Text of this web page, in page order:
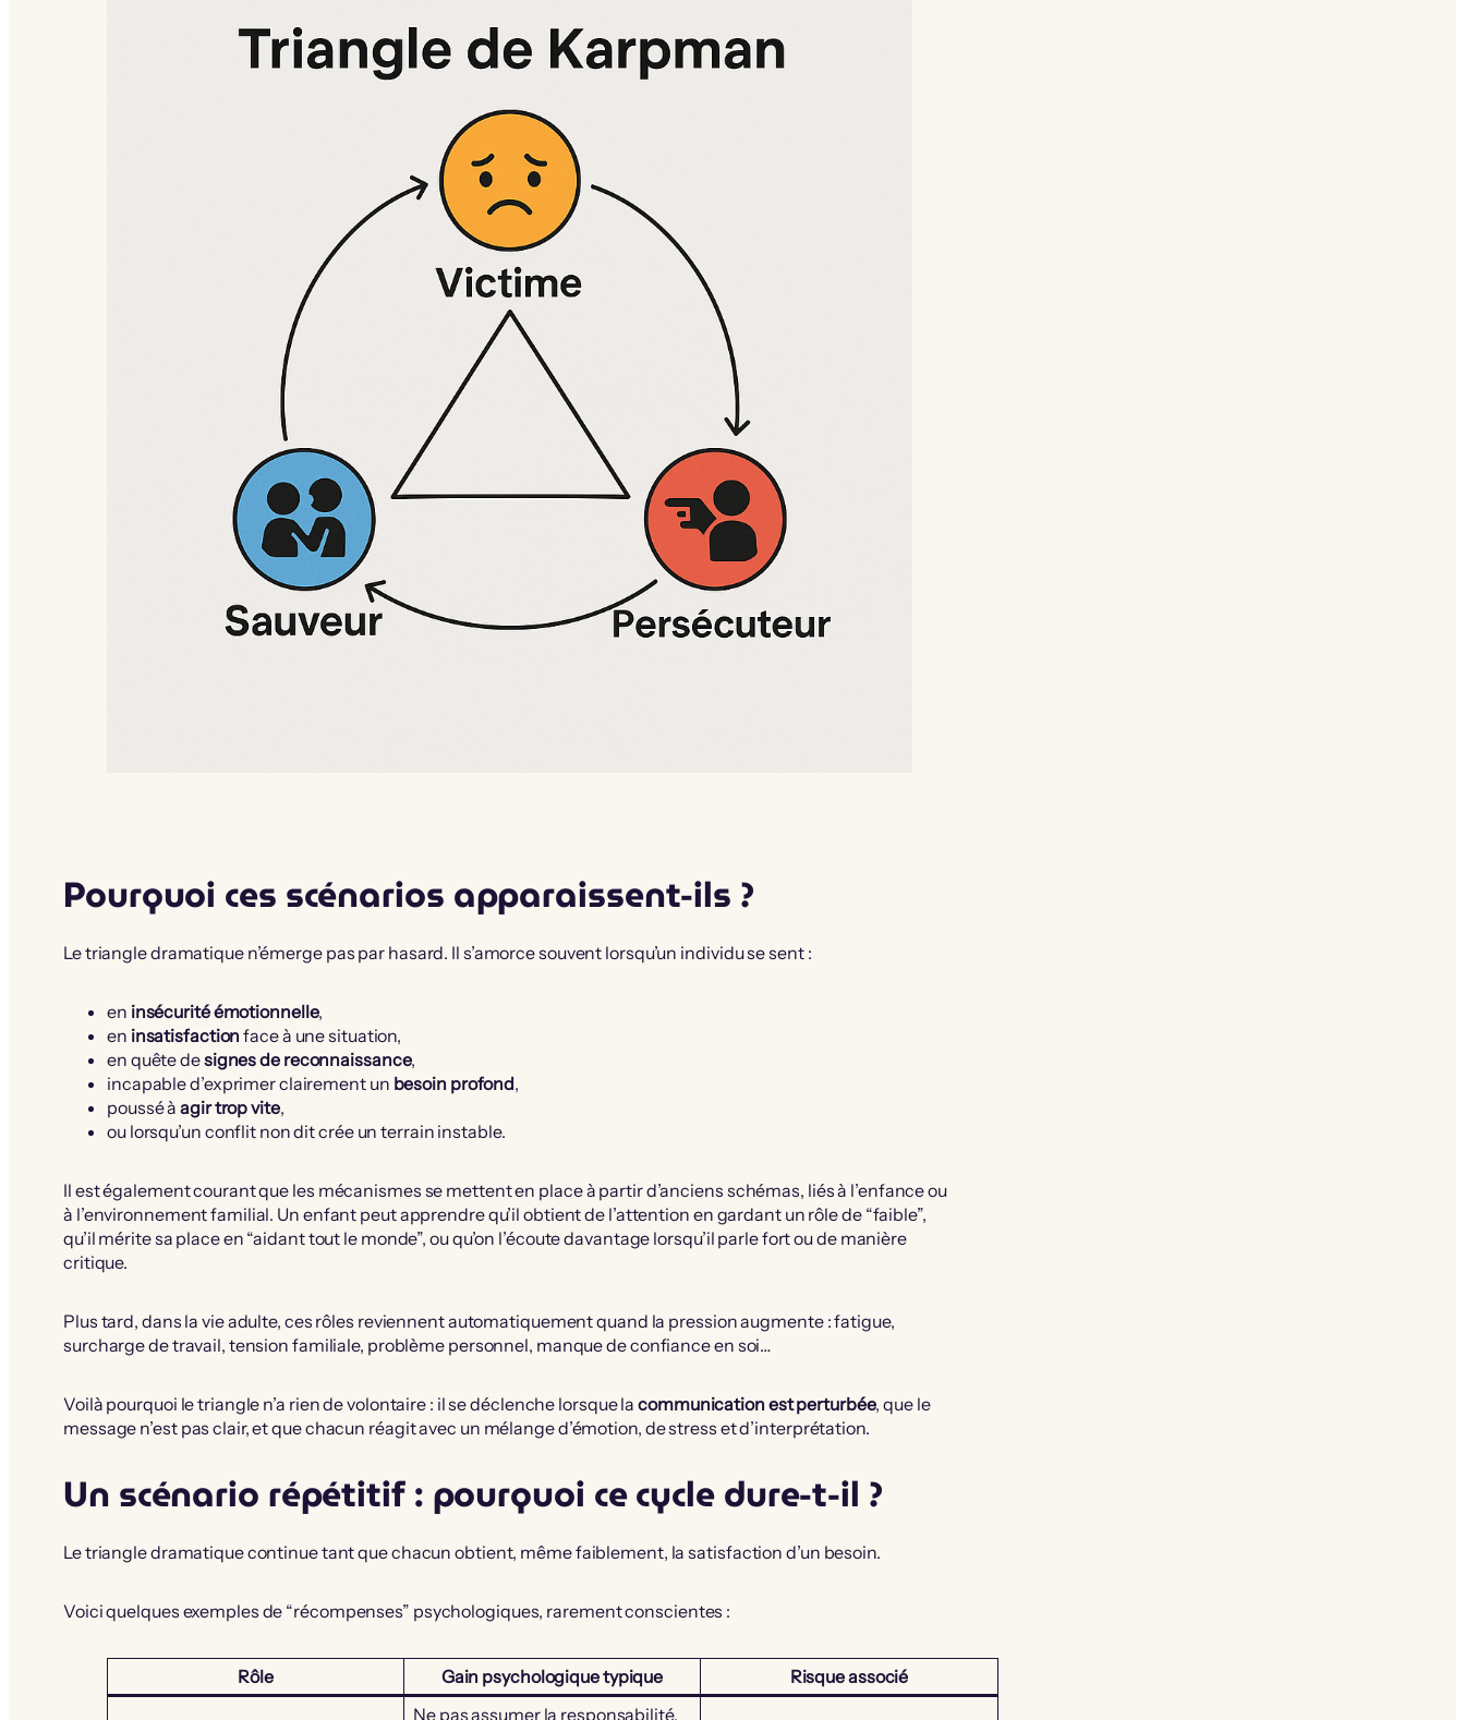
Pourquoi ces scénarios apparaissent-ils ?
Le triangle dramatique n’émerge pas par hasard. Il s’amorce souvent lorsqu’un individu se sent :
en insécurité émotionnelle,
en insatisfaction face à une situation,
en quête designes de reconnaissance,
incapable d’exprimer clairement un besoin profond,
poussé àagir trop vite,
ou lorsqu’un conflit non dit crée un terrain instable.
Il est également courant que les mécanismes se mettent en place à partir d’anciens schémas, liés à l’enfance ou
à l’environnement familial. Un enfant peut apprendre qu’il obtient de l’attention en gardant un rôle de “faible”,
qu’il mérite sa place en “aidant tout le monde”, ou qu’on l’écoute davantage lorsqu’il parle fort ou de manière
critique.
Plus tard, dans la vie adulte, ces rôles reviennent automatiquement quand la pression augmente : fatigue,
surcharge de travail, tension familiale, problème personnel, manque de confiance en soi…
Voilà pourquoi le triangle n’a rien de volontaire : il se déclenche lorsque lacommunication est perturbée, que le
message n’est pas clair, et que chacun réagit avec un mélange d’émotion, de stress et d’interprétation.
Un scénario répétitif : pourquoi ce cycle dure-t-il ?
Le triangle dramatique continue tant que chacun obtient, même faiblement, la satisfaction d’un besoin.
Voici quelques exemples de “récompenses” psychologiques, rarement conscientes :
Rôle Gain psychologique typique
Risque associé
Ne pas assumer la responsabilité,